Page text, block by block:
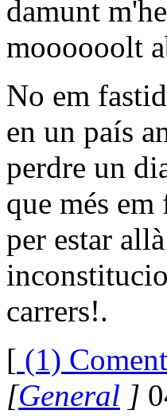
damunt
moooooolt
No em
en un país
perdre un
que més
per estar
carrers!.
[ (1)
[General ]